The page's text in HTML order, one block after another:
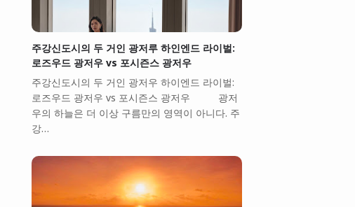
주강신도시의 두 거인 광저루 하인엔드 라이벌:
로즈우드 광저우 vs 포시즌스 광저우
주강신도시의 두 거인 광저우 하이엔드 라이벌:
로즈우드 광저우 vs 포시즌스 광저우 광저
우의 하늘은 더 이상 구름만의 영역이 아니다. 주
강…